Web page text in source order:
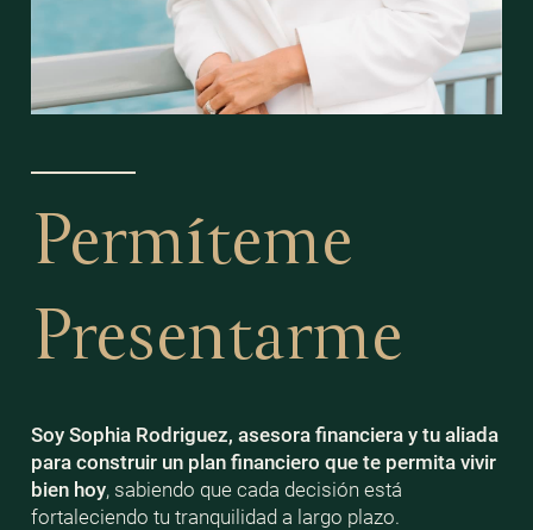
Permíteme
Presentarme
Soy Sophia Rodriguez, asesora financiera y tu aliada
para construir un plan financiero que te permita vivir
bien hoy, sabiendo que cada decisión está
fortaleciendo tu tranquilidad a largo plazo.